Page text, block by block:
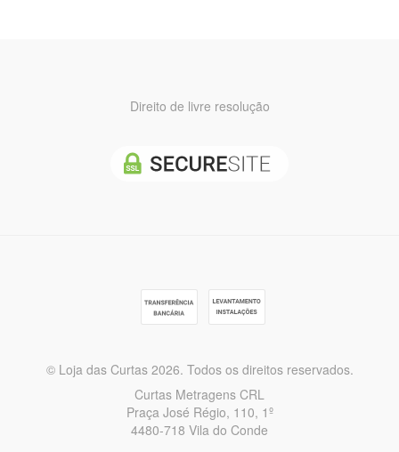
Direito de livre resolução
© Loja das Curtas 2026. Todos os direitos reservados.
Curtas Metragens CRL
Praça José Régio, 110, 1º
4480-718 Vila do Conde